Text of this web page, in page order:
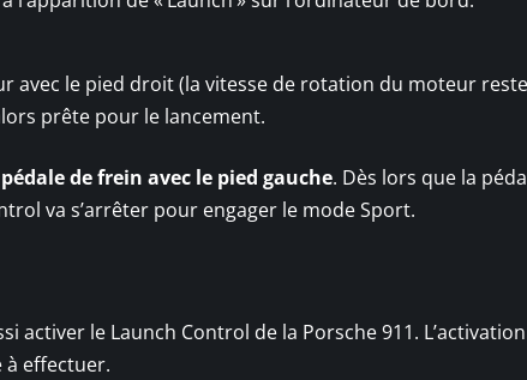
avec le pied droit (la vitesse de rotation du moteur
prête pour le lancement.
de frein avec le pied gauche. Dès lors que la
va s’arrêter pour engager le mode Sport.
activer le Launch Control de la Porsche 911.
à effectuer.